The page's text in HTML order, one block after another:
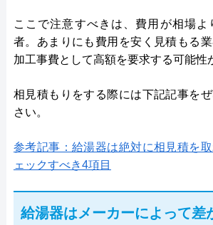
ここで注意すべきは、費用が相場よ
者。あまりにも費用を安く見積もる
加工事費として高額を要求する可能性
相見積もりをする際には下記記事を
さい。
参考記事：給湯器は絶対に相見積を
ェックすべき4項目
給湯器はメーカーによって差